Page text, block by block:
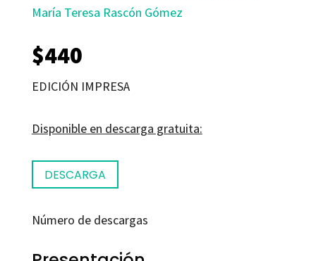
María Teresa Rascón Gómez
$440
EDICIÓN IMPRESA
Disponible en descarga gratuita:
DESCARGA
Número de descargas